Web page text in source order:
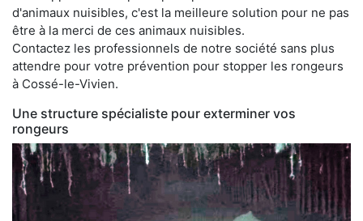
d'animaux nuisibles, c'est la meilleure solution pour ne pas
être à la merci de ces animaux nuisibles.
Contactez les professionnels de notre société sans plus
attendre pour votre prévention pour stopper les rongeurs
à Cossé-le-Vivien.
Une structure spécialiste pour exterminer vos
rongeurs